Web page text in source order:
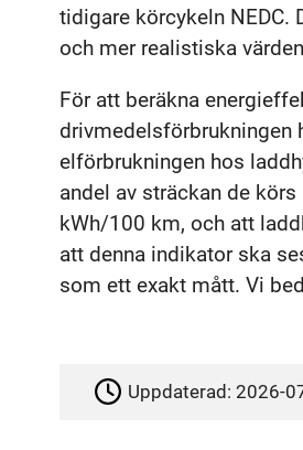
tidigare körcykeln NEDC.
och mer realistiska
För att beräkna
drivmedelsförbrukningen
elförbrukningen hos
andel av sträckan de
kWh/100 km, och att
att denna indikator ska
som ett exakt mått. Vi
Uppdaterad:2026-